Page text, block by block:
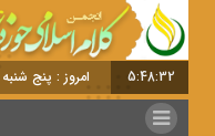
5:48:33 امروز : پنج شنبه - ۱۵ مرداد -